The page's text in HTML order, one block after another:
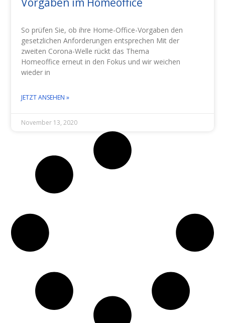
So prüfen Sie, ob ihre Home-Office-Vorgaben den
gesetzlichen Anforderungen entsprechen Mit der
zweiten Corona-Welle rückt das Thema
Homeoffice erneut in den Fokus und wir weichen
wieder in
JETZT ANSEHEN »
November 13, 2020